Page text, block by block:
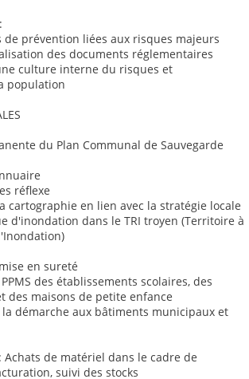
de prévention liées aux risques majeurs
des documents réglementaires
culture interne du risques et
population
du Plan Communal de Sauvegarde
réflexe
cartographie en lien avec la stratégie locale
d'inondation dans le TRI troyen (Territoire à
en sureté
des établissements scolaires, des
des maisons de petite enfance
démarche aux bâtiments municipaux et
de matériel dans le cadre de
suivi des stocks